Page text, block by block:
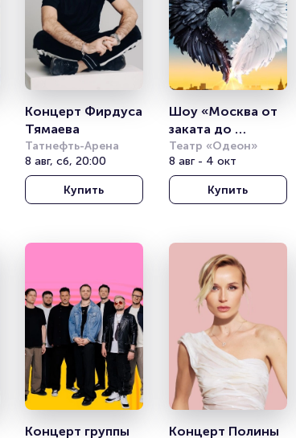
Концерт Фирдуса
Тямаева
Татнефть-Арена
8 авг, сб, 20:00
Купить
Шоу «Москва от
заката до
рассвета.
Гастрономически
й мюзикл»
Театр «Одеон»
8 авг - 4 окт
Купить
Концерт группы Концерт Полины